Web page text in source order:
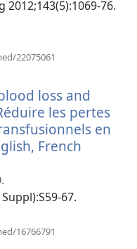
2012;143(5):1069-76.
22075061
loss and
les pertes
en
French
67.
16766791